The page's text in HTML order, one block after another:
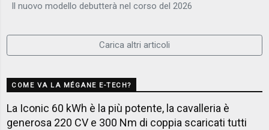
Il nuovo modello debutterà nel corso del 2026
Carica altri articoli
COME VA LA MÉGANE E-TECH?
La Iconic 60 kWh è la più potente, la cavalleria è
generosa 220 CV e 300 Nm di coppia scaricati tutti